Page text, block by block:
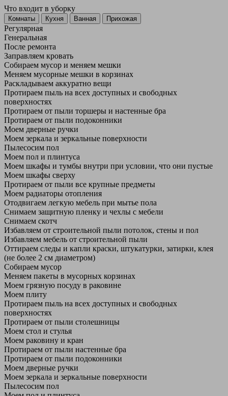
Что входит в уборку
Регу­лярная
Гене­ральная
После ремонта
Заправляем кровать
Собираем мусор и меняем мешки
Меняем мусорные мешки в корзинах
Раскладываем аккуратно вещи
Протираем пыль на всех доступных и свободных
поверхностях
Протираем от пыли торшеры и настенные бра
Протираем от пыли подоконники
Моем дверные ручки
Моем зеркала и зеркальные поверхности
Пылесосим пол
Моем пол и плинтуса
Моем шкафы и тумбы внутри при условии, что они пустые
Моем шкафы сверху
Протираем от пыли все крупные предметы
Моем радиаторы отопления
Отодвигаем легкую мебель при мытье пола
Снимаем защитную пленку и чехлы с мебели
Снимаем скотч
Избавляем от строительной пыли потолок, стены и пол
Избавляем мебель от строительной пыли
Оттираем следы и капли краски, штукатурки, затирки, клея
(не более 2 см диаметром)
Собираем мусор
Меняем пакеты в мусорных корзинах
Моем грязную посуду в раковине
Моем плиту
Протираем пыль на всех доступных и свободных
поверхностях
Протираем от пыли столешницы
Моем стол и стулья
Моем раковину и кран
Протираем от пыли настенные бра
Протираем от пыли подоконники
Моем дверные ручки
Моем зеркала и зеркальные поверхности
Пылесосим пол